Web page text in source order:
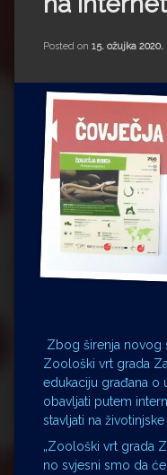
Impressum
Milenko Strižak
Drugi autori
Drugi autori
Matea Andrić
Ljiljana Lekanić-Kljaić
Željko Krznarić
Mario Lovreković
Miroslav Šantek
Posted on 15. ožujka 2020.
Zbog širenja novog
Zoološki vrt grada
edukaciju građana o
obavljati putem
stavljati na
„Zoološki vrt grada
no svjesni smo da